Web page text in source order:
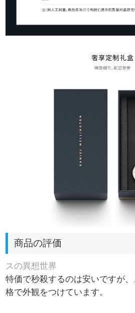
商品の評価
スの異想世界
特価で秒殺するのは安いですが
格で外観をつけています。